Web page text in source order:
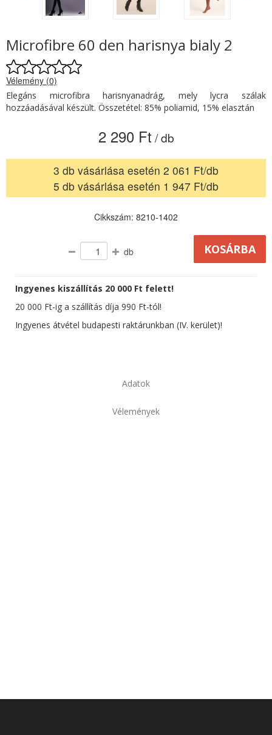
Microfibre 60 den harisnya bialy 2
Vélemény (0)
Elegáns microfibra harisnyanadrág, mely lycra szálak
hozzáadásával készült. Összetétel: 85% poliamid, 15% elasztán
2 290 Ft / db
3 db vásárlása esetén 2 061 Ft/db
5 db vásárlása esetén 1 947 Ft/db
Cikkszám: 8210-1402
db
Ingyenes kiszállítás 20 000 Ft felett!
20 000 Ft-ig a szállítás díja 990 Ft-tól!
Ingyenes átvétel budapesti raktárunkban (IV. kerület)!
Adatok
Vélemények